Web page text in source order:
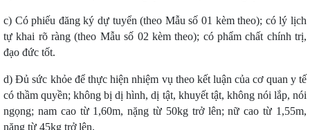
c) Có phiếu đăng ký dự tuyển (theo Mẫu số 01 kèm theo); có lý lịch
tự khai rõ ràng (theo Mẫu số 02 kèm theo); có phẩm chất chính trị,
đạo đức tốt.
d) Đủ sức khỏe để thực hiện nhiệm vụ theo kết luận của cơ quan y tế
có thầm quyền; không bị dị hình, dị tật, khuyết tật, không nói lắp, nói
ngọng; nam cao từ 1,60m, nặng từ 50kg trở lên; nữ cao từ 1,55m,
nặng từ 45kg trở lên.